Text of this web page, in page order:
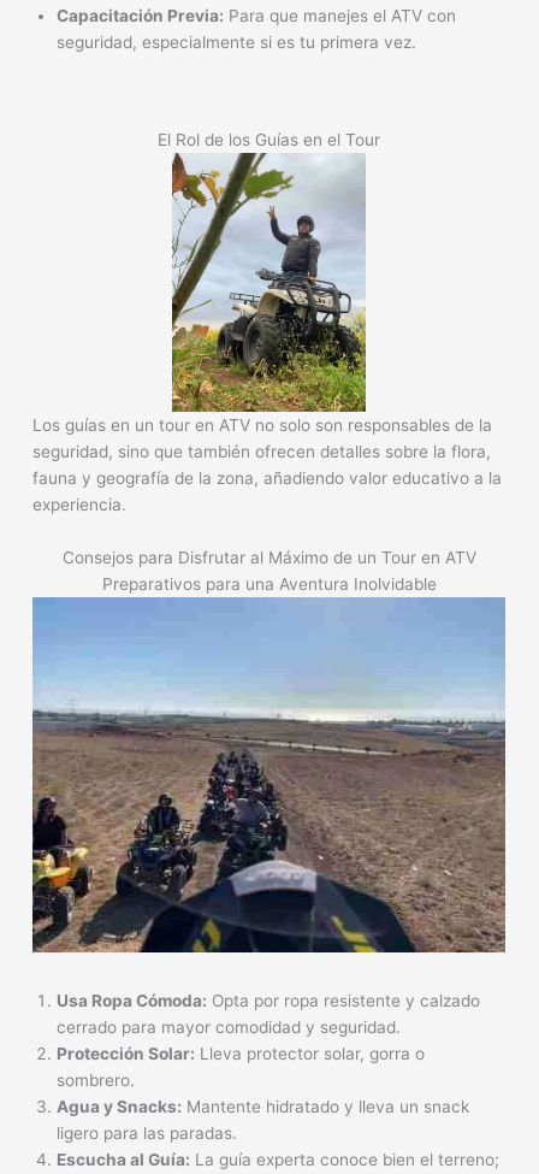
Capacitación Previa: Para que manejes el ATV con
seguridad, especialmente si es tu primera vez.
El Rol de los Guías en el Tour
Los guías en un tour en ATV no solo son responsables de la
seguridad, sino que también ofrecen detalles sobre la flora,
fauna y geografía de la zona, añadiendo valor educativo a la
experiencia.
Consejos para Disfrutar al Máximo de un Tour en ATV
Preparativos para una Aventura Inolvidable
Usa Ropa Cómoda: Opta por ropa resistente y calzado
cerrado para mayor comodidad y seguridad.
Protección Solar: Lleva protector solar, gorra o
sombrero.
Agua y Snacks: Mantente hidratado y lleva un snack
ligero para las paradas.
Escucha al Guía: La guía experta conoce bien el terreno;